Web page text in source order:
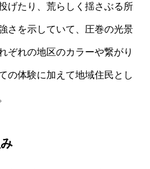
げたり、荒らしく揺さぶる所
さを示していて、圧巻の光景
ぞれの地区のカラーや繋がり
の体験に加えて地域住民とし